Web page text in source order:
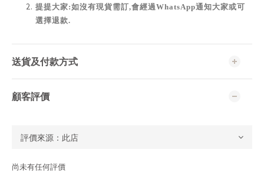
提提大家:如沒有現貨需訂,會經過WhatsApp通知大家或可
選擇退款.
送貨及付款方式
顧客評價
尚未有任何評價